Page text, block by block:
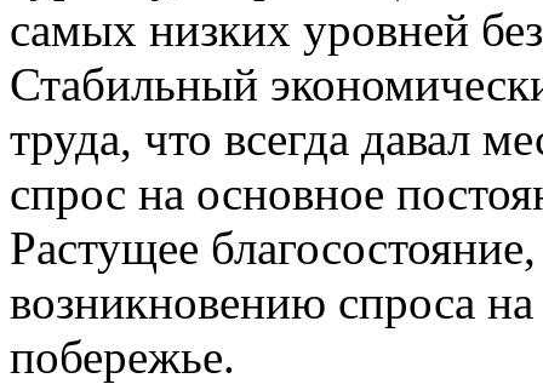
самых низких уровней
Стабильный
труда, что всегда давал
спрос на основное
Растущее
возникновению спроса
побережье.